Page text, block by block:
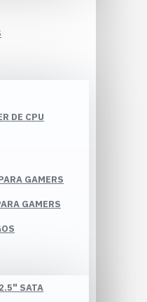
DE CPU
GAMERS
GAMERS
SATA